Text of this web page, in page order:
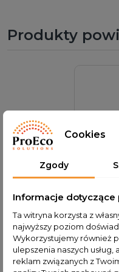
Produkty
Rurka
14(8)/
Cookies
Zgody
Informacje dotyczące
Ta witryna korzysta z
najwyższy poziom
Wykorzystujemy również
ulepszenia naszych
reklam związanych z